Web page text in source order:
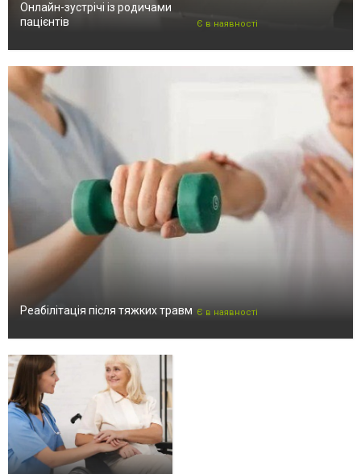
Онлайн-зустрічі із родичами
пацієнтів
Є в наявності
Реабілітація після тяжких травм Є в наявності